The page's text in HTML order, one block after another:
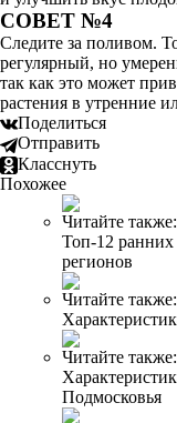
СОВЕТ №4
Следите за поливом.
регулярный, но
так как это может
растения в утренние
Поделиться
Отправить
Класснуть
Похожее
Читайте также:
Топ-12 ранних
регионов
Читайте также:
Читайте также:
Подмосковья